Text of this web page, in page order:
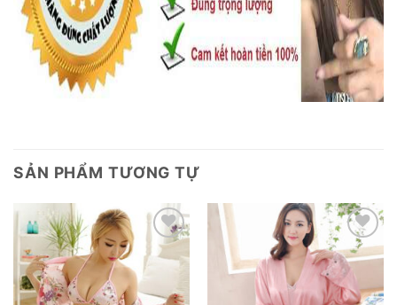
SẢN PHẨM TƯƠNG TỰ
Add to
wishlist
Add to
wishlist